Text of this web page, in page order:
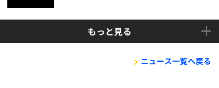
もっと見る
ニュース一覧へ戻る